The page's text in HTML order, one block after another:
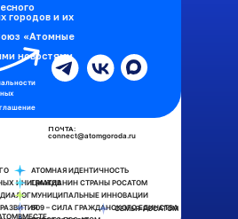
городов и их
«Атомные
новостями
ПОЧТА:
connect@atomgoroda.ru
ИНИЦИАТИВ
АТОМНАЯ ИДЕНТИЧНОСТЬ
ГРАЖДАНИН СТРАНЫ РОСАТОМ
МУНИЦИПАЛЬНЫЕ ИННОВАЦИИ
809 – СИЛА ГРАЖДАНСКОГО ЕДИНСТВА
СЕМЬЯ-РОСАТОМ